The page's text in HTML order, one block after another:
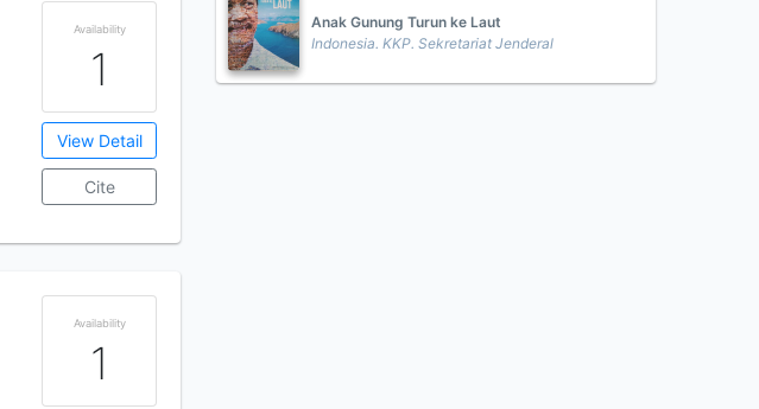
Availability
1
View Detail
Cite
Availability
1
Anak Gunung Turun ke Laut
Indonesia. KKP. Sekretariat Jenderal